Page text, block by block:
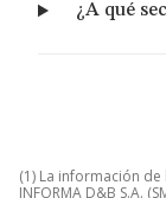
¿A qué
(1) La información
INFORMA D&B S.A.